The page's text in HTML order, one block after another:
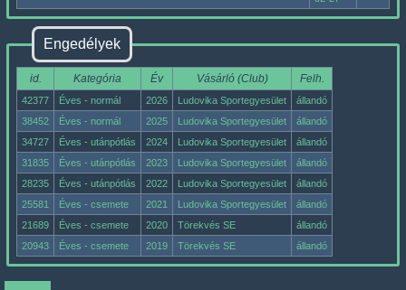
Engedélyek
id. Kategória Év Vásárló (Club) Felh.
42377 Éves - normál 2026 Ludovika Sportegyesület
állandó
38452
Éves - normál 2025 Ludovika Sportegyesület
állandó
34727
Éves - utánpótlás 2024 Ludovika Sportegyesület
állandó
31835
Éves - utánpótlás 2023 Ludovika Sportegyesület
állandó
28235
Éves - utánpótlás 2022 Ludovika Sportegyesület
állandó
25581
Éves - csemete 2021 Ludovika Sportegyesület
állandó
21689
Éves - csemete 2020 Törekvés SE
állandó
20943
Éves - csemete 2019 Törekvés SE állandó